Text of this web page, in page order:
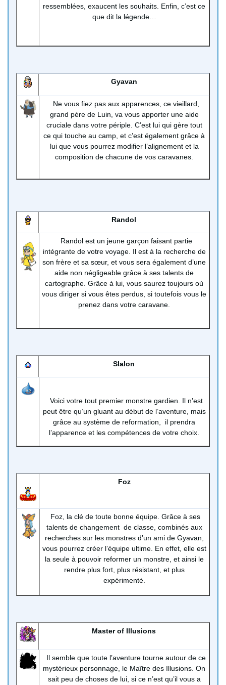
ressemblées, exaucent les souhaits. Enfin, c’est ce
que dit la légende…
Gyavan
Ne vous fiez pas aux apparences, ce vieillard,
grand père de Luin, va vous apporter une aide
cruciale dans votre périple. C’est lui qui gère tout
ce qui touche au camp, et c’est également grâce à
lui que vous pourrez modifier l’alignement et la
composition de chacune de vos caravanes.
Randol
Randol est un jeune garçon faisant partie
intégrante de votre voyage. Il est à la recherche de
son frère et sa sœur, et vous sera également d’une
aide non négligeable grâce à ses talents de
cartographe. Grâce à lui, vous saurez toujours où
vous diriger si vous êtes perdus, si toutefois vous le
prenez dans votre caravane.
Slalon
Voici votre tout premier monstre gardien. Il n’est
peut être qu’un gluant au début de l’aventure, mais
grâce au système de reformation, il prendra
l’apparence et les compétences de votre choix.
Foz
Foz, la clé de toute bonne équipe. Grâce à ses
talents de changement de classe, combinés aux
recherches sur les monstres d’un ami de Gyavan,
vous pourrez créer l’équipe ultime. En effet, elle est
la seule à pouvoir reformer un monstre, et ainsi le
rendre plus fort, plus résistant, et plus
expérimenté.
Master of Illusions
Il semble que toute l’aventure tourne autour de ce
mystérieux personnage, le Maître des Illusions. On
sait peu de choses de lui, si ce n’est qu’il vous a